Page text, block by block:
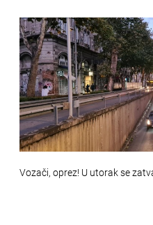
Vozači, oprez! U utorak se